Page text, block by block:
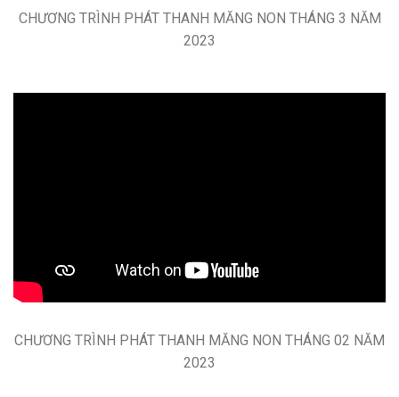
CHƯƠNG TRÌNH PHÁT THANH MĂNG NON THÁNG 3 NĂM
2023
CHƯƠNG TRÌNH PHÁT THANH MĂNG NON THÁNG 02 NĂM
2023